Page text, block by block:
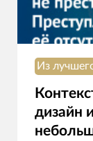
Из
дизайн